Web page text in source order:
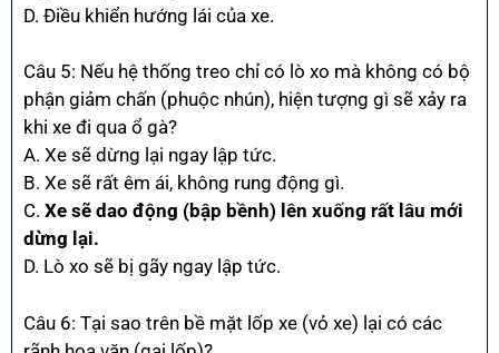
D. Điều khiển hướng lái của xe.
Câu 5: Nếu hệ thống treo chỉ có lò xo mà không có bộ
phận giảm chấn (phuộc nhún), hiện tượng gì sẽ xảy ra
khi xe đi qua ổ gà?
A. Xe sẽ dừng lại ngay lập tức.
B. Xe sẽ rất êm ái, không rung động gì.
C. Xe sẽ dao động (bập bềnh) lên xuống rất lâu mới
dừng lại.
D. Lò xo sẽ bị gãy ngay lập tức.
Câu 6: Tại sao trên bề mặt lốp xe (vỏ xe) lại có các